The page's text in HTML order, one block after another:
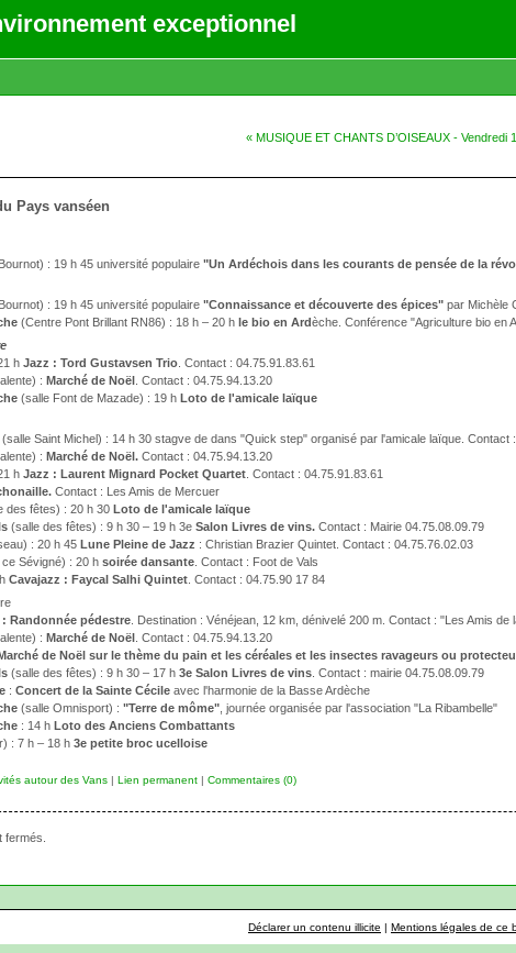
exceptionnel
« MUSIQUE ET CHANTS D’OISEAUX - Vendredi
Pays vanséen
: 19 h 45 université populaire "Un Ardéchois dans les courants de pensée de la
: 19 h 45 université populaire "Connaissance et découverte des épices" par Michèle
(Centre Pont Brillant RN86) : 18 h – 20 h le bio en Ardèche. Conférence "Agriculture bio en
h Jazz : Tord Gustavsen Trio . Contact : 04.75.91.83.61
: Marché de Noël . Contact : 04.75.94.13.20
(salle Font de Mazade) : 19 h Loto de l'amicale laïque
(salle Saint Michel) : 14 h 30 stagve de dans "Quick step" organisé par l'amicale laïque. Contact
: Marché de Noël. Contact : 04.75.94.13.20
h Jazz : Laurent Mignard Pocket Quartet . Contact : 04.75.91.83.61
Contact : Les Amis de Mercuer
des fêtes) : 20 h 30 Loto de l'amicale laïque
(salle des fêtes) : 9 h 30 – 19 h 3e Salon Livres de vins. Contact : Mairie 04.75.08.09.79
: 20 h 45 Lune Pleine de Jazz : Christian Brazier Quintet. Contact : 04.75.76.02.03
Sévigné) : 20 h soirée dansante . Contact : Foot de Vals
Cavajazz : Faycal Salhi Quintet . Contact : 04.75.90 17 84
Randonnée pédestre . Destination : Vénéjean, 12 km, dénivelé 200 m. Contact : "Les Amis
: Marché de Noël . Contact : 04.75.94.13.20
de Noël sur le thème du pain et les céréales et les insectes ravageurs ou
(salle des fêtes) : 9 h 30 – 17 h 3e Salon Livres de vins . Contact : mairie 04.75.08.09.79
: Concert de la Sainte Cécile avec l'harmonie de la Basse Ardèche
(salle Omnisport) : "Terre de môme" , journée organisée par l'association "La Ribambelle"
: 14 h Loto des Anciens Combattants
: 7 h – 18 h 3e petite broc ucelloise
autour des Vans | Lien permanent | Commentaires (0)
fermés.
Déclarer un contenu illicite | Mentions légales de ce